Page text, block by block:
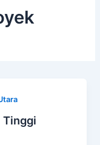
Tinggi